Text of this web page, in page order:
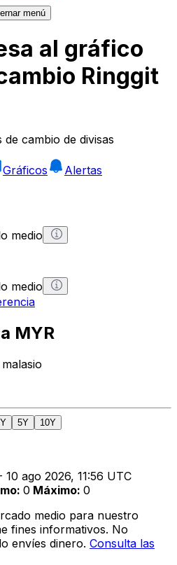
menú
al gráfico
Ringgit
cambio de divisas
Gráficos
Alertas
medio
medio
MYR
5Y 10Y
10 ago 2026, 11:56 UTC
: 0 Máximo: 0
medio para nuestro
fines informativos. No
envíes dinero. Consulta las